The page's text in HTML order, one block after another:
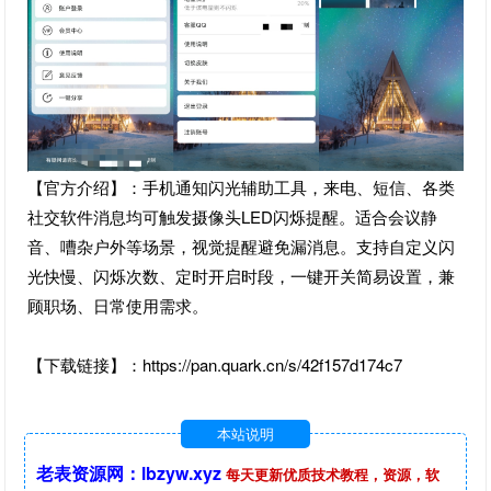
【官方介绍】：手机通知闪光辅助工具，来电、短信、各类
社交软件消息均可触发摄像头LED闪烁提醒。适合会议静
音、嘈杂户外等场景，视觉提醒避免漏消息。支持自定义闪
光快慢、闪烁次数、定时开启时段，一键开关简易设置，兼
顾职场、日常使用需求。
【下载链接】：https://pan.quark.cn/s/42f157d174c7
本站说明
老表资源网：lbzyw.xyz 每天更新优质技术教程，资源，软